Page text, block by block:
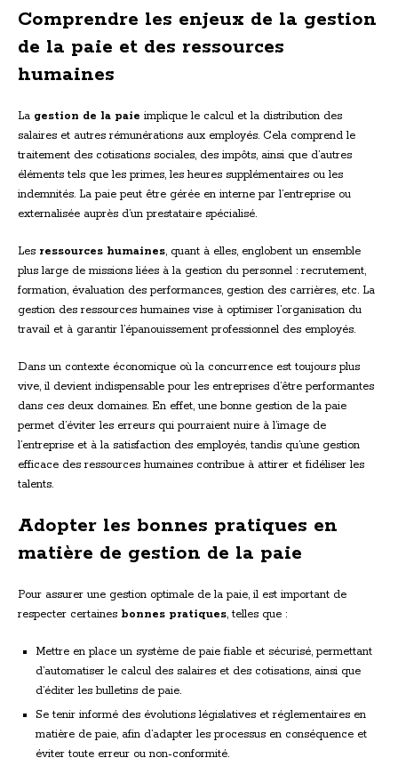
Comprendre les enjeux de la gestion
de la paie et des ressources
humaines
La gestion de la paie implique le calcul et la distribution des
salaires et autres rémunérations aux employés. Cela comprend le
traitement des cotisations sociales, des impôts, ainsi que d’autres
éléments tels que les primes, les heures supplémentaires ou les
indemnités. La paie peut être gérée en interne par l’entreprise ou
externalisée auprès d’un prestataire spécialisé.
Les ressources humaines, quant à elles, englobent un ensemble
plus large de missions liées à la gestion du personnel : recrutement,
formation, évaluation des performances, gestion des carrières, etc. La
gestion des ressources humaines vise à optimiser l’organisation du
travail et à garantir l’épanouissement professionnel des employés.
Dans un contexte économique où la concurrence est toujours plus
vive, il devient indispensable pour les entreprises d’être performantes
dans ces deux domaines. En effet, une bonne gestion de la paie
permet d’éviter les erreurs qui pourraient nuire à l’image de
l’entreprise et à la satisfaction des employés, tandis qu’une gestion
efficace des ressources humaines contribue à attirer et fidéliser les
talents.
Adopter les bonnes pratiques en
matière de gestion de la paie
Pour assurer une gestion optimale de la paie, il est important de
respecter certaines bonnes pratiques, telles que :
Mettre en place un système de paie fiable et sécurisé, permettant
d’automatiser le calcul des salaires et des cotisations, ainsi que
d’éditer les bulletins de paie.
Se tenir informé des évolutions législatives et réglementaires en
matière de paie, afin d’adapter les processus en conséquence et
éviter toute erreur ou non-conformité.